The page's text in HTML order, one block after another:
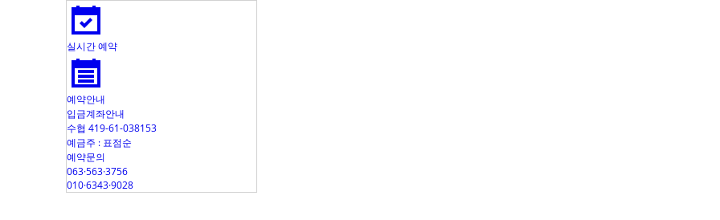
실시간 예약
예약안내
입금계좌안내
수협 419-61-038153
예금주 : 표점순
예약문의
063·563·3756
010·6343·9028